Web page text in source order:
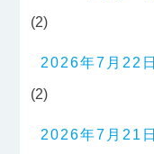
(2)
2026年7月22日
(2)
2026年7月21日